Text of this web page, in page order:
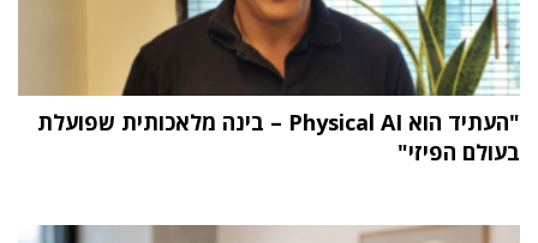
"העתיד הוא Physical AI – בינה מלאכותית שפועלת
בעולם הפיזי"